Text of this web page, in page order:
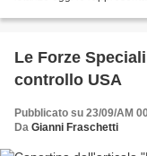
Le Forze
controllo USA
Pubblicato su 23/09/AM
Da Gianni Fraschetti